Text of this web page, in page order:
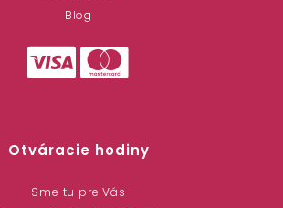
Blog
Otváracie hodiny
Sme tu pre Vás